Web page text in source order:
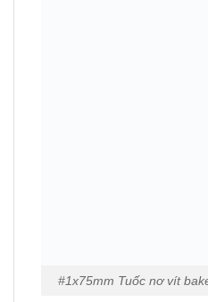
#1x75mm Tuốc nơ vít